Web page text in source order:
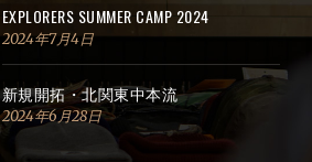
EXPLORERS SUMMER CAMP 2024
2024年7月4日
新規開拓・北関東中本流
2024年6月28日